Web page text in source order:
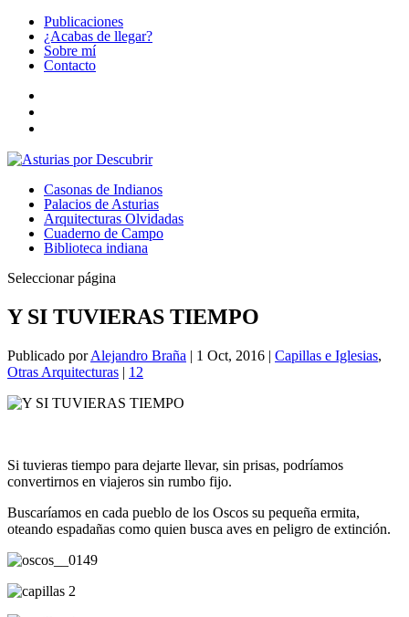
Publicaciones
¿Acabas de llegar?
Sobre mí
Contacto
Casonas de Indianos
Palacios de Asturias
Arquitecturas Olvidadas
Cuaderno de Campo
Biblioteca indiana
Seleccionar página
Y SI TUVIERAS TIEMPO
Publicado porAlejandro Braña | 1 Oct, 2016 | Capillas e Iglesias,
Otras Arquitecturas | 12
Si tuvieras tiempo para dejarte llevar, sin prisas, podríamos
convertirnos en viajeros sin rumbo fijo.
Buscaríamos en cada pueblo de los Oscos su pequeña ermita,
oteando espadañas como quien busca aves en peligro de extinción.